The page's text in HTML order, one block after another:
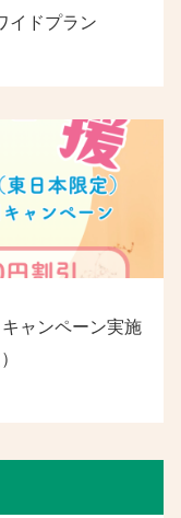
イドプラン
ャンペーン実施